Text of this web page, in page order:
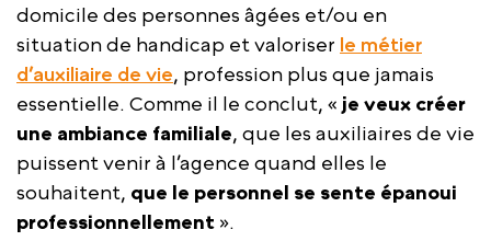
domicile des personnes âgées et/ou en
situation de handicap et valoriser le métier
d’auxiliaire de vie, profession plus que jamais
essentielle. Comme il le conclut, « je veux créer
une ambiance familiale, que les auxiliaires de vie
puissent venir à l’agence quand elles le
souhaitent, que le personnel se sente épanoui
professionnellement ».